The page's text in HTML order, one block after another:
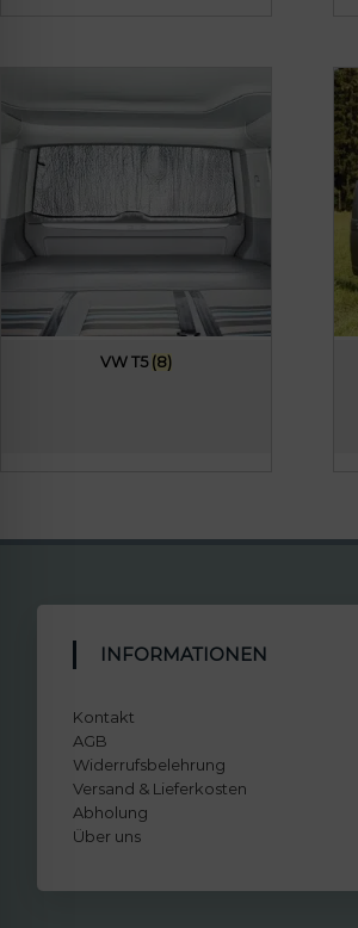
VW T5 (8)
INFORMATIONEN
Kontakt
AGB
Widerrufsbelehrung
Versand & Lieferkosten
Abholung
Über uns